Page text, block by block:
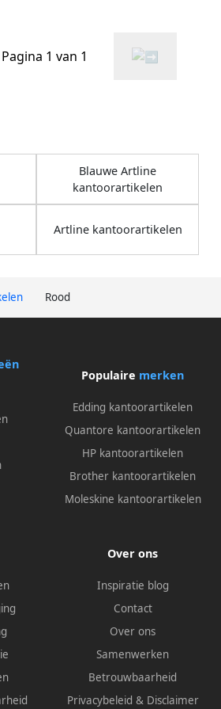
Rood
Pagina 1 van 1
Blauwe Artline
kantoorartikelen
Artline kantoorartikelen
Populaire merken
Edding kantoorartikelen
Quantore kantoorartikelen
HP kantoorartikelen
Brother kantoorartikelen
Moleskine kantoorartikelen
Over ons
Inspiratie blog
Contact
Over ons
Samenwerken
Betrouwbaarheid
Privacybeleid & Disclaimer